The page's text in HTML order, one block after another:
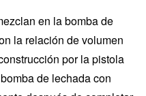
en la bomba de
la relación de volumen
por la pistola
de lechada con